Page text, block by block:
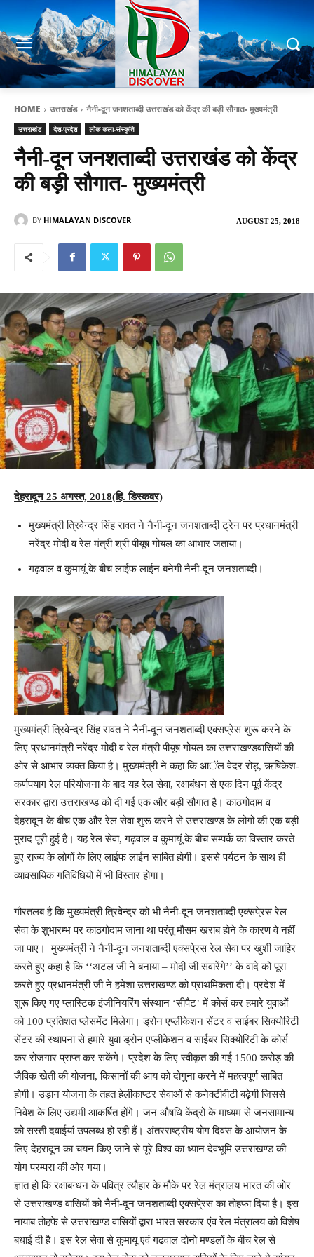
HOME उत्तराखंड नैनी-दून जनशताब्दी उत्तराखंड को केंद्र की बड़ी सौगात- मुख्यमंत्री
उत्तराखंड देश-प्रदेश लोक कला-संस्कृति
नैनी-दून जनशताब्दी उत्तराखंड को केंद्र
की बड़ी सौगात- मुख्यमंत्री
AUGUST 25, 2018
BY HIMALAYAN DISCOVER
देहरादून 25 अगस्त, 2018(हि. डिस्कवर)
मुख्यमंत्री त्रिवेन्द्र सिंह रावत ने नैनी-दून जनशताब्दी ट्रेन पर प्रधानमंत्री
नरेंद्र मोदी व रेल मंत्री श्री पीयूष गोयल का आभार जताया।
गढ़वाल व कुमायूं के बीच लाईफ लाईन बनेगी नैनी-दून जनशताब्दी।
मुख्यमंत्री त्रिवेन्द्र सिंह रावत ने नैनी-दून जनशताब्दी एक्सप्रेस शुरू करने के
लिए प्रधानमंत्री नरेंद्र मोदी व रेल मंत्री पीयूष गोयल का उत्तराखण्डवासियों की
ओर से आभार व्यक्त किया है। मुख्यमंत्री ने कहा कि आॅल वेदर रोड़, ऋषिकेश-
कर्णपयाग रेल परियोजना के बाद यह रेल सेवा, रक्षाबंधन से एक दिन पूर्व केंद्र
सरकार द्वारा उत्तराखण्ड को दी गई एक और बड़ी सौगात है। काठगोदाम व
देहरादून के बीच एक और रेल सेवा शुरू करने से उत्तराखण्ड के लोगों की एक बड़ी
मुराद पूरी हुई है। यह रेल सेवा, गढ़वाल व कुमायूं के बीच सम्पर्क का विस्तार करते
हुए राज्य के लोगों के लिए लाईफ लाईन साबित होगी। इससे पर्यटन के साथ ही
व्यावसायिक गतिविधियों में भी विस्तार होगा।
गौरतलब है कि मुख्यमंत्री त्रिवेन्द्र को भी नैनी-दून जनशताब्दी एक्सपे्रस रेल
सेवा के शुभारम्भ पर काठगोदाम जाना था परंतु मौसम खराब होने के कारण वे नहीं
जा पाए। मुख्यमंत्री ने नैनी-दून जनशताब्दी एक्सपे्रस रेल सेवा पर खुशी जाहिर
करते हुए कहा है कि ‘‘अटल जी ने बनाया – मोदी जी संवारेंगे’’ के वादे को पूरा
करते हुए प्रधानमंत्री जी ने हमेशा उत्तराखण्ड को प्राथमिकता दी। प्रदेश में
शुरू किए गए प्लास्टिक इंजीनियरिंग संस्थान ‘सीपैट’ में कोर्स कर हमारे युवाओं
को 100 प्रतिशत प्लेसमेंट मिलेगा। ड्रोन एप्लीकेशन सेंटर व साईबर सिक्योरिटी
सेंटर की स्थापना से हमारे युवा ड्रोन एप्लीकेशन व साईबर सिक्योरिटी के कोर्स
कर रोजगार प्राप्त कर सकेंगे। प्रदेश के लिए स्वीकृत की गई 1500 करोड़ की
जैविक खेती की योजना, किसानों की आय को दोगुना करने में महत्वपूर्ण साबित
होगी। उड़ान योजना के तहत हेलीकाप्टर सेवाओं से कनेक्टीवीटी बढ़ेगी जिससे
निवेश के लिए उद्यमी आकर्षित होंगे। जन औषधि केंद्रों के माध्यम से जनसामान्य
को सस्ती दवाईयां उपलब्ध हो रही हैं। अंतरराष्ट्रीय योग दिवस के आयोजन के
लिए देहरादून का चयन किए जाने से पूरे विश्व का ध्यान देवभूमि उत्तराखण्ड की
योग परम्परा की ओर गया।
ज्ञात हो कि रक्षाबन्धन के पवित्र त्यौहार के मौके पर रेल मंत्रालय भारत की ओर
से उत्तराखण्ड वासियों को नैनी-दून जनशताब्दी एक्सपे्रस का तोहफा दिया है। इस
नायाब तोहफे से उत्तराखण्ड वासियों द्वारा भारत सरकार एंव रेल मंत्रालय को विशेष
बधाई दी है। इस रेल सेवा से कुमायू एवं गढवाल दोनो मण्डलों के बीच रेल से